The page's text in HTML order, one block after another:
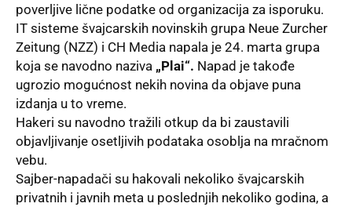
poverljive lične podatke od organizacija za isporuku.
IT sisteme švajcarskih novinskih grupa Neue Zurcher
Zeitung (NZZ) i CH Media napala je 24. marta grupa
koja se navodno naziva „Plai“. Napad je takođe
ugrozio mogućnost nekih novina da objave puna
izdanja u to vreme.
Hakeri su navodno tražili otkup da bi zaustavili
objavljivanje osetljivih podataka osoblja na mračnom
vebu.
Sajber-napadači su hakovali nekoliko švajcarskih
privatnih i javnih meta u poslednjih nekoliko godina, a